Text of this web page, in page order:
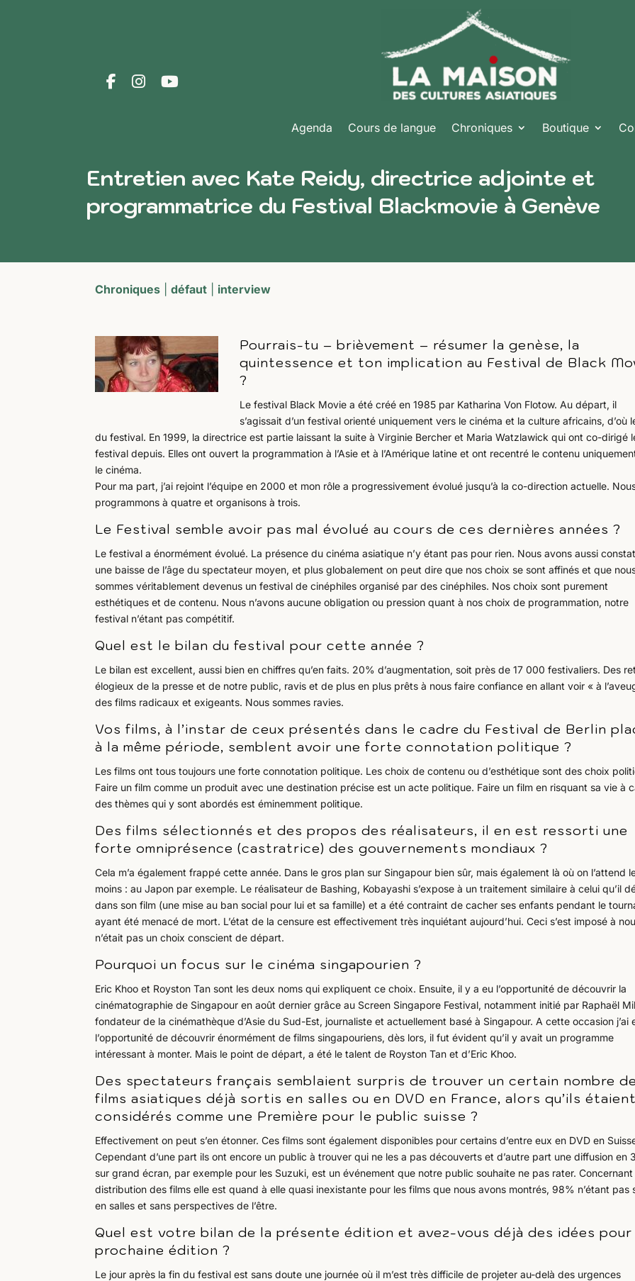
Agenda Cours de langue Chroniques Boutique
Entretien avec Kate Reidy, directrice adjointe et
programmatrice du Festival Blackmovie à Genève
Chroniques |défaut interview
Pourrais-tu – brièvement – résumer la genèse, la
quintessence et ton implication au Festival de Black
?
Le festival Black Movie a été créé en 1985 par Katharina Von Flotow. Au départ, il
s’agissait d’un festival orienté uniquement vers le cinéma et la culture africains, d’où
du festival. En 1999, la directrice est partie laissant la suite à Virginie Bercher et Maria Watzlawick qui ont co-dirigé
festival depuis. Elles ont ouvert la programmation à l’Asie et à l’Amérique latine et ont recentré le contenu
le cinéma.
Pour ma part, j’ai rejoint l’équipe en 2000 et mon rôle a progressivement évolué jusqu’à la co-direction actuelle.
programmons à quatre et organisons à trois.
Le Festival semble avoir pas mal évolué au cours de ces dernières années ?
Le festival a énormément évolué. La présence du cinéma asiatique n’y étant pas pour rien. Nous avons aussi
une baisse de l’âge du spectateur moyen, et plus globalement on peut dire que nos choix se sont affinés et que
sommes véritablement devenus un festival de cinéphiles organisé par des cinéphiles. Nos choix sont purement
esthétiques et de contenu. Nous n’avons aucune obligation ou pression quant à nos choix de programmation, notre
festival n’étant pas compétitif.
Quel est le bilan du festival pour cette année ?
Le bilan est excellent, aussi bien en chiffres qu’en faits. 20% d’augmentation, soit près de 17 000 festivaliers. Des
élogieux de la presse et de notre public, ravis et de plus en plus prêts à nous faire confiance en allant voir « à
des films radicaux et exigeants. Nous sommes ravies.
Vos films, à l’instar de ceux présentés dans le cadre du Festival de Berlin
à la même période, semblent avoir une forte connotation politique ?
Les films ont tous toujours une forte connotation politique. Les choix de contenu ou d’esthétique sont des choix
Faire un film comme un produit avec une destination précise est un acte politique. Faire un film en risquant sa vie à
des thèmes qui y sont abordés est éminemment politique.
Des films sélectionnés et des propos des réalisateurs, il en est ressorti une
forte omniprésence (castratrice) des gouvernements mondiaux ?
Cela m’a également frappé cette année. Dans le gros plan sur Singapour bien sûr, mais également là où on l’attend
moins : au Japon par exemple. Le réalisateur de Bashing, Kobayashi s’expose à un traitement similaire à celui qu’il
dans son film (une mise au ban social pour lui et sa famille) et a été contraint de cacher ses enfants pendant le
ayant été menacé de mort. L’état de la censure est effectivement très inquiétant aujourd’hui. Ceci s’est imposé à
n’était pas un choix conscient de départ.
Pourquoi un focus sur le cinéma singapourien ?
Eric Khoo et Royston Tan sont les deux noms qui expliquent ce choix. Ensuite, il y a eu l’opportunité de découvrir la
cinématographie de Singapour en août dernier grâce au Screen Singapore Festival, notamment initié par Raphaël
fondateur de la cinémathèque d’Asie du Sud-Est, journaliste et actuellement basé à Singapour. A cette occasion j’ai
l’opportunité de découvrir énormément de films singapouriens, dès lors, il fut évident qu’il y avait un programme
intéressant à monter. Mais le point de départ, a été le talent de Royston Tan et d’Eric Khoo.
Des spectateurs français semblaient surpris de trouver un certain nombre de
films asiatiques déjà sortis en salles ou en DVD en France, alors qu’ils étaient
considérés comme une Première pour le public suisse ?
Effectivement on peut s’en étonner. Ces films sont également disponibles pour certains d’entre eux en DVD en
Cependant d’une part ils ont encore un public à trouver qui ne les a pas découverts et d’autre part une diffusion en
sur grand écran, par exemple pour les Suzuki, est un événement que notre public souhaite ne pas rater. Concernant
distribution des films elle est quand à elle quasi inexistante pour les films que nous avons montrés, 98% n’étant pas
en salles et sans perspectives de l’être.
Quel est votre bilan de la présente édition et avez-vous déjà des idées pour
prochaine édition ?
Le jour après la fin du festival est sans doute une journée où il m’est très difficile de projeter au-delà des urgences